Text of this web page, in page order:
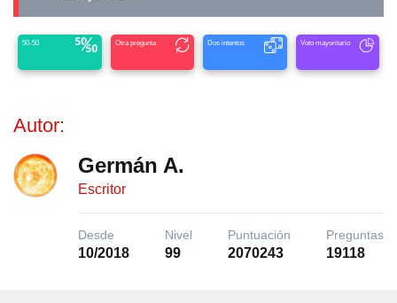
50-50 Otra pregunta Dos intentos Voto mayoritario
Autor:
Germán A.
Escritor
Desde
10/2018
Nivel
99
Puntuación
2070243
Preguntas
19118